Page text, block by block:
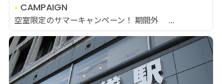
CAMPAIGN
空室限定のサマーキャンペーン！ 期間外 ...